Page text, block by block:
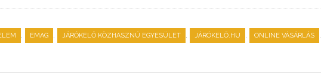
, EMAG , JÁRÓKELŐ KÖZHASZNÚ EGYESÜLET , JÁRÓKELŐ.HU , ONLINE VÁSÁRLÁS ,